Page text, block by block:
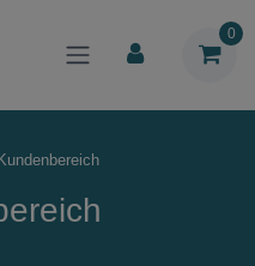
0
Kundenbereich